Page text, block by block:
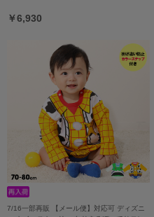
￥6,930
7/16一部再販 【メール便】対応可 ディズニ